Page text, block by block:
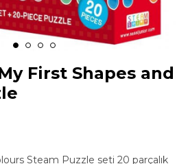
First Shapes and
Steam Puzzle seti 20 parçalık